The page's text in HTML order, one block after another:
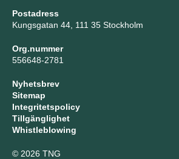
Postadress
Kungsgatan 44, 111 35 Stockholm
Org.nummer
556648-2781
Nyhetsbrev
Sitemap
Integritetspolicy
Tillgänglighet
Whistleblowing
© 2026 TNG